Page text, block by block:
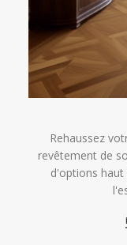
Rehaussez
revêtement de
d'options